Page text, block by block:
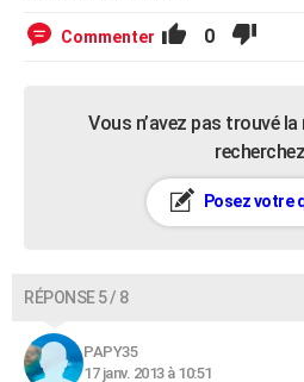
Commenter 0
Vous n’avez pas trouvé
Posez votre
RÉPONSE 5 / 8
PAPY35
17 janv. 2013 à 10:51